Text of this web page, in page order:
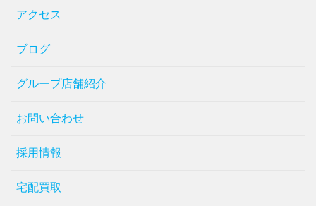
アクセス
ブログ
グループ店舗紹介
お問い合わせ
採用情報
宅配買取